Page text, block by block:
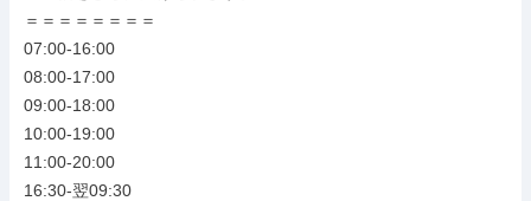
＝＝＝＝＝＝＝＝
07:00-16:00
08:00-17:00
09:00-18:00
10:00-19:00
11:00-20:00
16:30-翌09:30